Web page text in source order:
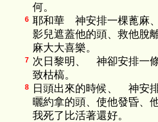
何。
6 耶和華 神安排一棵蓖麻、
影兒遮蓋他的頭、救他脫
麻大大喜樂。
7 次日黎明、 神卻安排一
致枯槁。
8
日頭出來的時候、 神安
曬約拿的頭、使他發昏、
我死了比活著還好。